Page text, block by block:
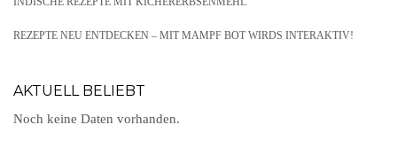
REZEPTE NEU ENTDECKEN – MIT MAMPF BOT WIRDS INTERAKTIV!
AKTUELL BELIEBT
Noch keine Daten vorhanden.